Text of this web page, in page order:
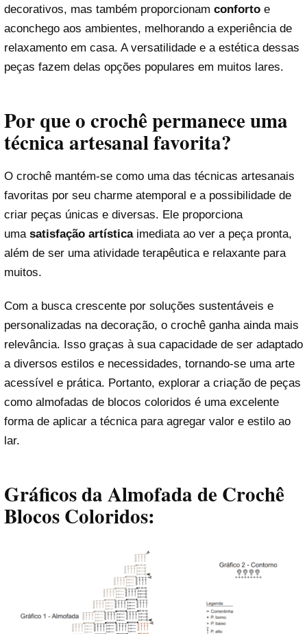
decorativos, mas também proporcionam conforto e
aconchego aos ambientes, melhorando a experiência de
relaxamento em casa. A versatilidade e a estética dessas
peças fazem delas opções populares em muitos lares.
Por que o crochê permanece uma
técnica artesanal favorita?
O crochê mantém-se como uma das técnicas artesanais
favoritas por seu charme atemporal e a possibilidade de
criar peças únicas e diversas. Ele proporciona
uma satisfação artísticaimediata ao ver a peça pronta,
além de ser uma atividade terapêutica e relaxante para
muitos.
Com a busca crescente por soluções sustentáveis e
personalizadas na decoração, o crochê ganha ainda mais
relevância. Isso graças à sua capacidade de ser adaptado
a diversos estilos e necessidades, tornando-se uma arte
acessível e prática. Portanto, explorar a criação de peças
como almofadas de blocos coloridos é uma excelente
forma de aplicar a técnica para agregar valor e estilo ao
lar.
Gráficos da Almofada de Crochê
Blocos Coloridos: